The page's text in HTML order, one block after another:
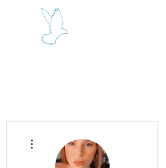
SEÑOR Y REY